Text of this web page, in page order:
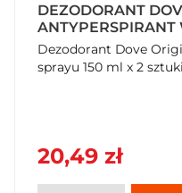
DEZODORANT
ANTYPERSPIRANT
SZTUKI
Dezodorant Dove
sprayu 150 ml x 2 sztuki
20,49 zł